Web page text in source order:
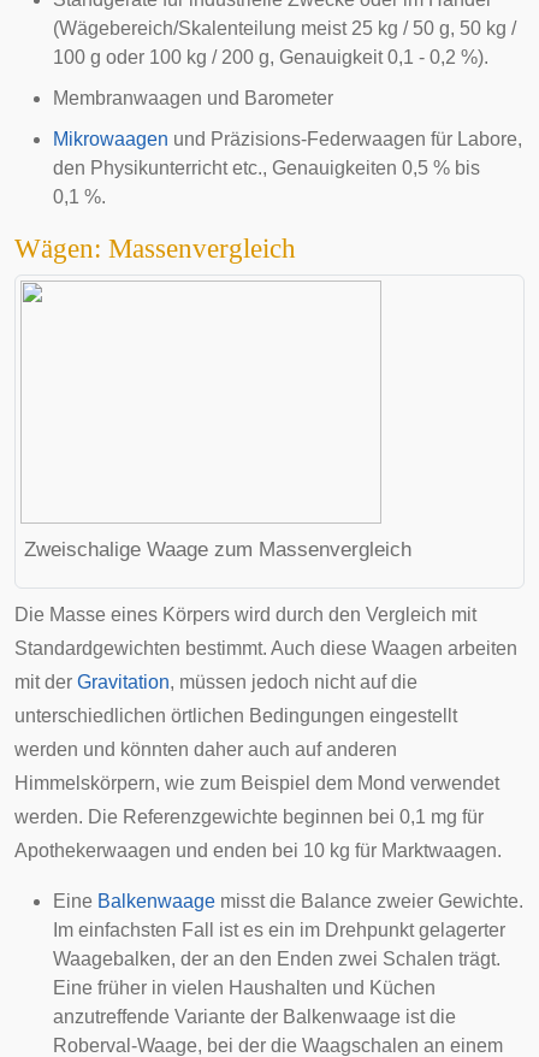
(Wägebereich/Skalenteilung meist 25 kg / 50 g, 50 kg /
100 g oder 100 kg / 200 g, Genauigkeit 0,1 - 0,2 %).
Membranwaagen und Barometer
Mikrowaagen und Präzisions-Federwaagen für Labore,
den Physikunterricht etc., Genauigkeiten 0,5 % bis
0,1 %.
Wägen: Massenvergleich
Zweischalige Waage zum Massenvergleich
Die Masse eines Körpers wird durch den Vergleich mit
Standardgewichten bestimmt. Auch diese Waagen arbeiten
mit der Gravitation, müssen jedoch nicht auf die
unterschiedlichen örtlichen Bedingungen eingestellt
werden und könnten daher auch auf anderen
Himmelskörpern, wie zum Beispiel dem Mond verwendet
werden. Die Referenzgewichte beginnen bei 0,1 mg für
Apothekerwaagen und enden bei 10 kg für Marktwaagen.
Eine Balkenwaage misst die Balance zweier Gewichte.
Im einfachsten Fall ist es ein im Drehpunkt gelagerter
Waagebalken, der an den Enden zwei Schalen trägt.
Eine früher in vielen Haushalten und Küchen
anzutreffende Variante der Balkenwaage ist die
Roberval-Waage, bei der die Waagschalen an einem